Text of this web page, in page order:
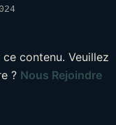
contenu. Veuillez
? Nous Rejoindre